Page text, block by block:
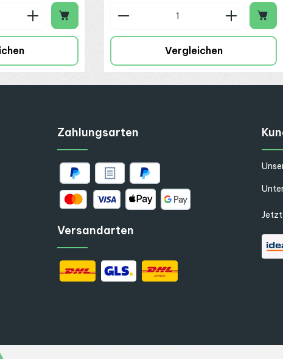
ein oder benutze die Schaltflächen
Gib den gewünschten Wert ein
Produkt Anzahl: Gib
Vergleichen
Zahlungsarten
Versandarten